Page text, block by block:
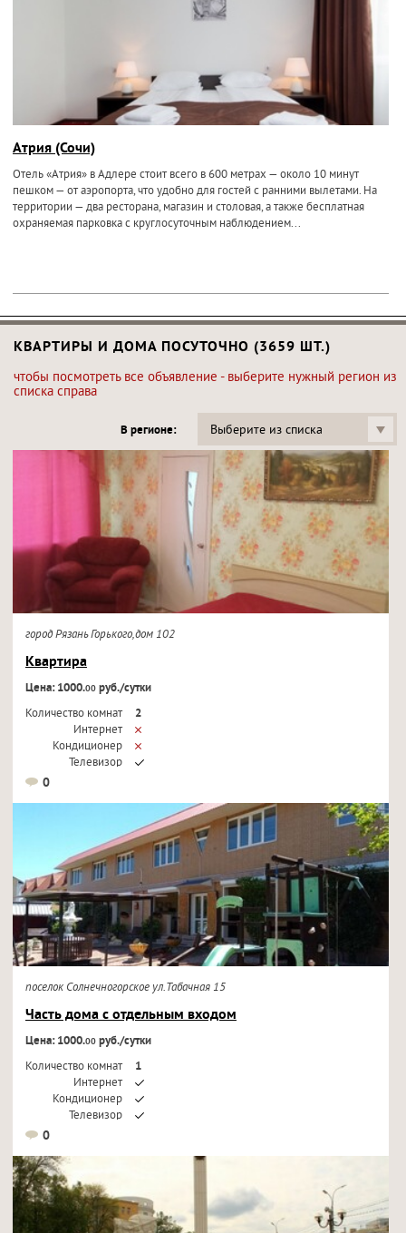
Атрия (Сочи)
Отель «Атрия» в Адлере стоит всего в 600 метрах — около 10 минут
пешком — от аэропорта, что удобно для гостей с ранними вылетами. На
территории — два ресторана, магазин и столовая, а также бесплатная
охраняемая парковка с круглосуточным наблюдением...
КВАРТИРЫ И ДОМА ПОСУТОЧНО (3659 ШТ.)
чтобы посмотреть все объявление - выберите нужный регион из
списка справа
В регионе: Выберите из списка
город Рязань Горького,дом 102
Квартира
Цена: 1000.00руб./сутки
Количество комнат
2
Интернет
Кондиционер
Телевизор
0
поселок Солнечногорское ул.Табачная 15
Часть дома с отдельным входом
Цена: 1000.00руб./сутки
Количество комнат
1
Интернет
Кондиционер
Телевизор
0